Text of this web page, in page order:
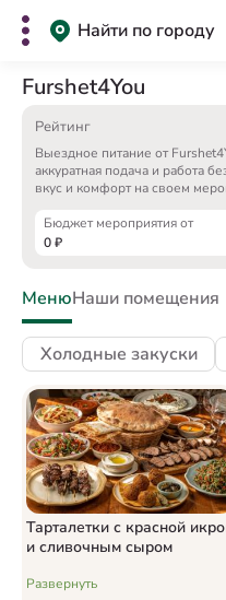
Найти по городу
Furshet4You
Рейтинг
Выездное питание от
аккуратная подача и работа
вкус и комфорт на своем
Бюджет мероприятия от
0₽
МенюНаши помещения
Холодные закуски
Тарталетки с красной
и сливочным сыром
Развернуть